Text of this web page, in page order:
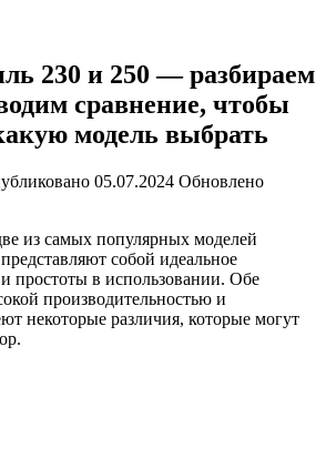
230 и 250 — разбираем
сравнение, чтобы
модель выбрать
05.07.2024 Обновлено
из самых популярных моделей
собой идеальное
простоты в использовании. Обе
производительностью и
некоторые различия, которые могут